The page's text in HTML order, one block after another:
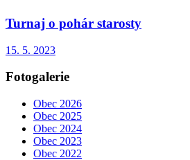
Turnaj o pohár starosty
15. 5. 2023
Fotogalerie
Obec 2026
Obec 2025
Obec 2024
Obec 2023
Obec 2022